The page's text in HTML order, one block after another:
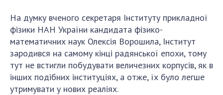
науковими приладами НАН України
Оцінювання ефективності діяльності
наукових установ
Конкурси наукових досліджень НАН України
Відкрита наука в НАН України
Підготовка наукових кадрів
На думку вченого секретаря Інституту прикладної
фізики НАН України кандидата фізико-
математичних наук Олексія Ворошила, Інститут
зародився на самому кінці радянської епохи, тому
тут не встигли побудувати величезних корпусів, як в
інших подібних інституціях, а отже, їх було легше
утримувати у нових реаліях.